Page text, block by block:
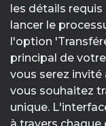
les détails
lancer le
l'option
principal de
vous serez
vous souhaitez
unique.